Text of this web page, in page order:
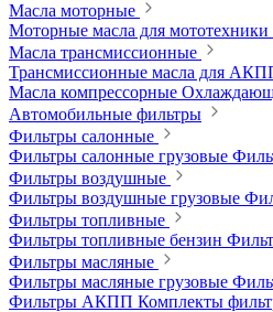
Масла моторные
Моторные масла для мототехники
Масла трансмиссионные
Трансмиссионные масла для
Масла компрессорные
Автомобильные фильтры
Фильтры салонные
Фильтры салонные грузовые
Фильтры воздушные
Фильтры воздушные грузовые
Фильтры топливные
Фильтры топливные бензин
Фильтры масляные
Фильтры масляные грузовые
Фильтры АКПП Комплекты